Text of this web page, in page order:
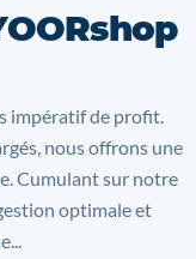
impératif de profit.
nous offrons une
Cumulant sur notre
optimale et